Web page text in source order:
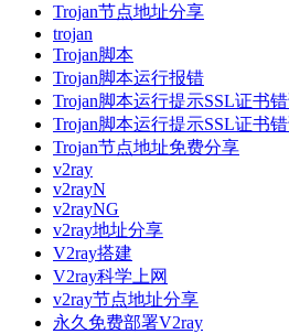
Trojan节点地址分享
trojan
Trojan脚本
Trojan脚本运行报错
Trojan脚本运行提示SSL证书
Trojan脚本运行提示SSL证书
Trojan节点地址免费分享
v2ray
v2rayN
v2rayNG
v2ray地址分享
V2ray搭建
V2ray科学上网
v2ray节点地址分享
永久免费部署V2ray